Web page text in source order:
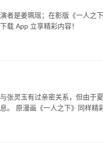
者是姜珮瑶；在影版《一人之
载 App 立享精彩内容！
张灵玉有过亲密关系，但由于
。 原漫画《一人之下》同样精